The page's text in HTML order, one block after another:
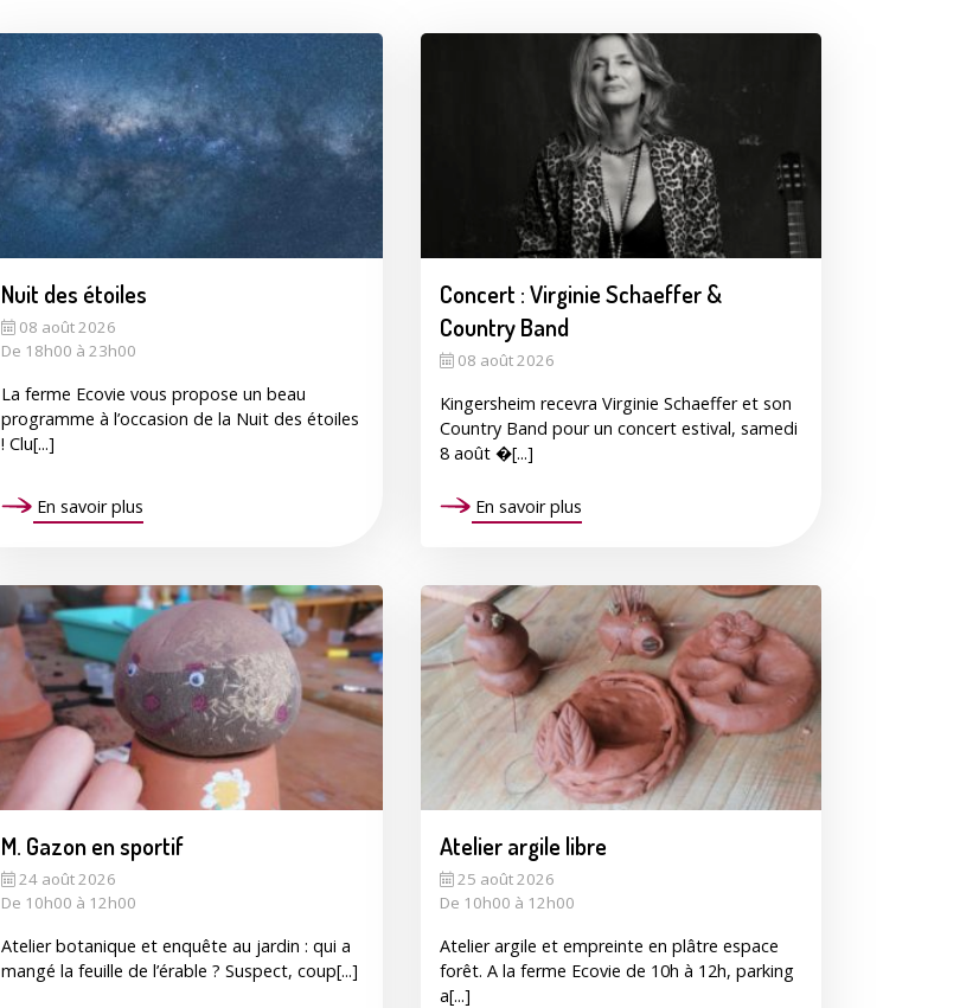
Conseil Municipal
écologique
Qualité de l'air
Agora
Nuit des étoiles
08 août 2026
De 18h00 à 23h00
La ferme Ecovie vous propose un beau
programme à l’occasion de la Nuit des étoiles
! Clu[...]
En savoir plus
Concert : Virginie Schaeffer &
Country Band
08 août 2026
Kingersheim recevra Virginie Schaeffer et son
Country Band pour un concert estival, samedi
8 août �[...]
En savoir plus
M. Gazon en sportif
24 août 2026
De 10h00 à 12h00
Atelier botanique et enquête au jardin : qui a
mangé la feuille de l’érable ? Suspect, coup[...]
Atelier argile libre
25 août 2026
De 10h00 à 12h00
Atelier argile et empreinte en plâtre espace
forêt. A la ferme Ecovie de 10h à 12h, parking
a[...]